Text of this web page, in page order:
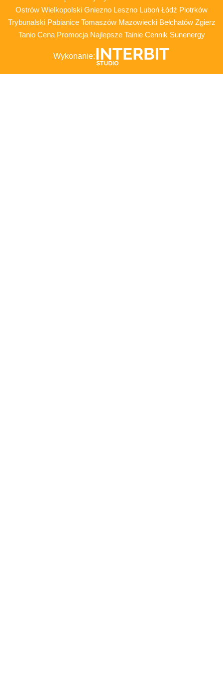
Ostrów Wielkopolski Gniezno Leszno Luboń Łódź Piotrków
Trybunalski Pabianice Tomaszów Mazowiecki Bełchatów Zgierz
Tanio Cena Promocja Najlepsze Tainie Cennik Sunenergy
Wykonanie: